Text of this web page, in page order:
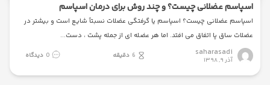
اسپاسم عضلانی چیست؟ و چند روش برای درمان اسپاسم
اسپاسم عضلانی چیست؟ اسپاسم یا گرفتگی عضلات نسبتاً شایع است و بیشتر در
عضلات ساق پا اتفاق می افتد. اما هر عضله ای از جمله پشت ، دست
saharasadi
آذر ۹, ۱۳۹۸ 6 دقیقه 0 دیدگاه